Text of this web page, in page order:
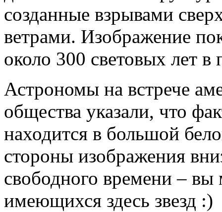
созданные взрывами
ветрами. Изображение
около 300 световых лет в
Астрономы на встрече
общества указали, что
находится в большой
стороны изображения
свободного времени – вы
имеющихся здесь звезд :)